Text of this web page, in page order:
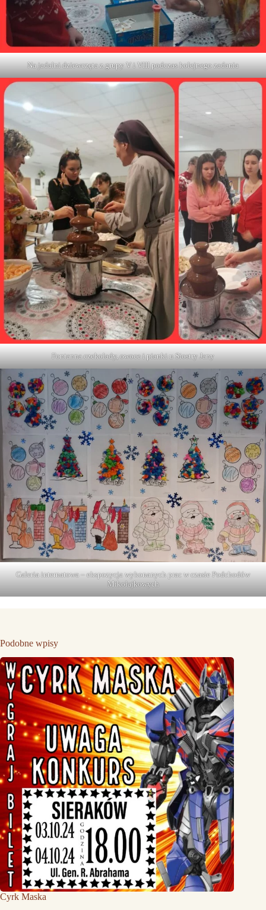
Na jadalni dziewczęta z grupy V i VIII podczas kolejnego zadania
Fontanna czekolady, owoce i pianki u Siostry Jany
Galeria internatowa – ekspozycja wykonanych prac w czasie Podchodów
Mikołajkowych
Podobne wpisy
Cyrk Maska